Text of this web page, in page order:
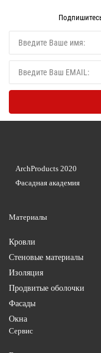
Материалы
Кровли
Стеновые материалы
Изоляция
Продвитые оболочки
Фасады
Окна
Сервис
ArchProducts 2020
Фасадная академия